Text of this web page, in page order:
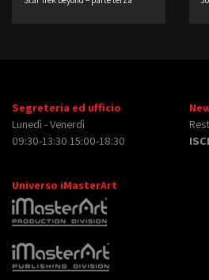
Segreteria ed ufficio
Lunedì - Venerdì
09:30-13:30 15:00-18:30
Universo iMasterArt